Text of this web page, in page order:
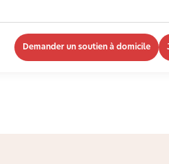
Demander un soutien à domicile